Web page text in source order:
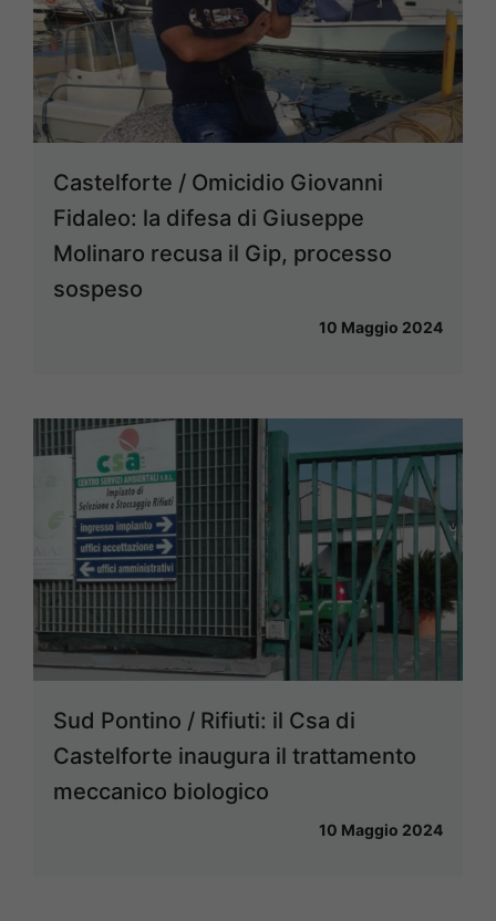
Castelforte / Omicidio Giovanni
Fidaleo: la difesa di Giuseppe
Molinaro recusa il Gip, processo
sospeso
10 Maggio 2024
Sud Pontino / Rifiuti: il Csa di
Castelforte inaugura il trattamento
meccanico biologico
10 Maggio 2024